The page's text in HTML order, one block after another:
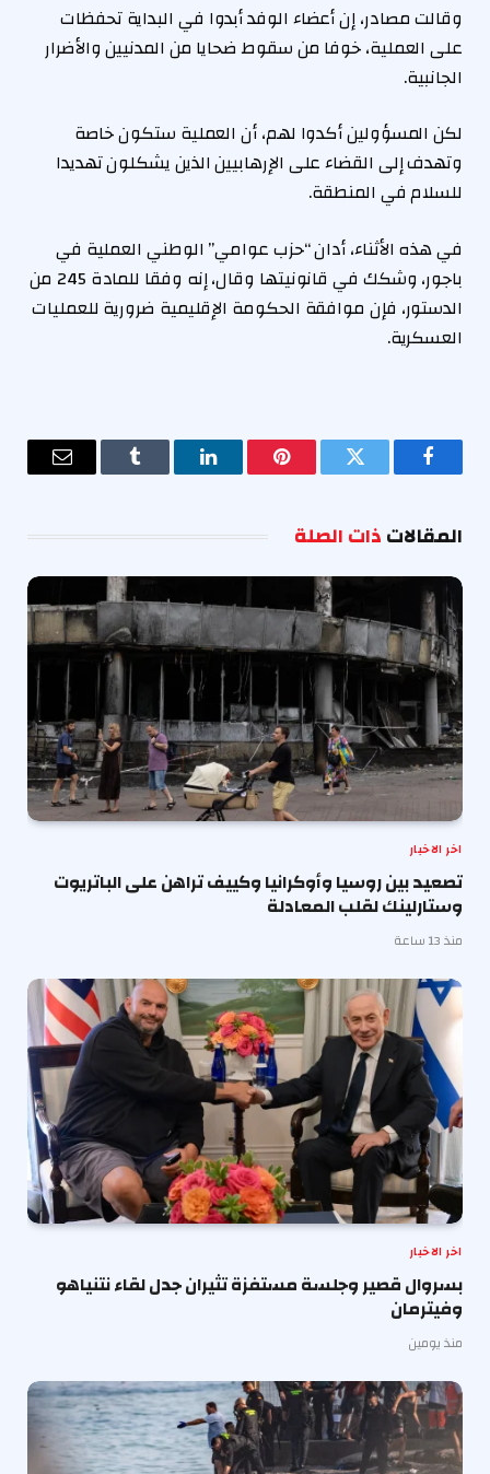
وقالت مصادر، إن أعضاء الوفد أبدوا في البداية تحفظات
على العملية، خوفا من سقوط ضحايا من المدنيين والأضرار
الجانبية.
لكن المسؤولين أكدوا لهم، أن العملية ستكون خاصة
وتهدف إلى القضاء على الإرهابيين الذين يشكلون تهديدا
للسلام في المنطقة.
في هذه الأثناء، أدان “حزب عوامي” الوطني العملية في
باجور، وشكك في قانونيتها وقال، إنه وفقا للمادة 245 من
الدستور، فإن موافقة الحكومة الإقليمية ضرورية للعمليات
العسكرية.
فيسبوك تويتر بينتيريستلينكدإن Tumblr
البريد
المقالاتذات الصلة
اخر الاخبار
تصعيد بين روسيا وأوكرانيا وكييف تراهن على الباتريوت
وستارلينك لقلب المعادلة
منذ 13 ساعة
اخر الاخبار
بسروال قصير وجلسة مستفزة تثيران جدل لقاء نتنياهو
وفيترمان
منذ يومين